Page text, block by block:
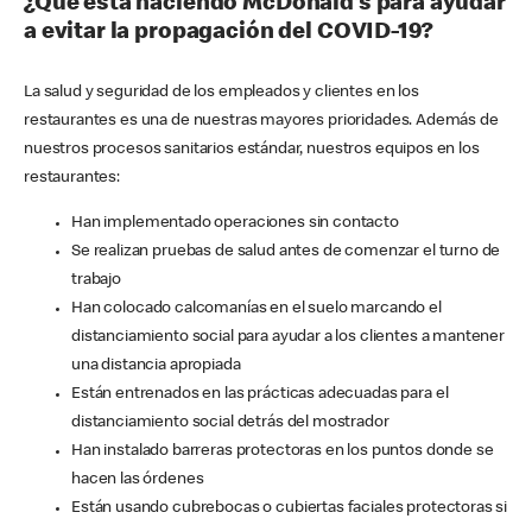
a evitar la propagación del COVID-19?
La salud y seguridad de los empleados y clientes en los
restaurantes es una de nuestras mayores prioridades. Además de
nuestros procesos sanitarios estándar, nuestros equipos en los
restaurantes:
Han implementado operaciones sin contacto
Se realizan pruebas de salud antes de comenzar el turno de
trabajo
Han colocado calcomanías en el suelo marcando el
distanciamiento social para ayudar a los clientes a mantener
una distancia apropiada
Están entrenados en las prácticas adecuadas para el
distanciamiento social detrás del mostrador
Han instalado barreras protectoras en los puntos donde se
hacen las órdenes
Están usando cubrebocas o cubiertas faciales protectoras si